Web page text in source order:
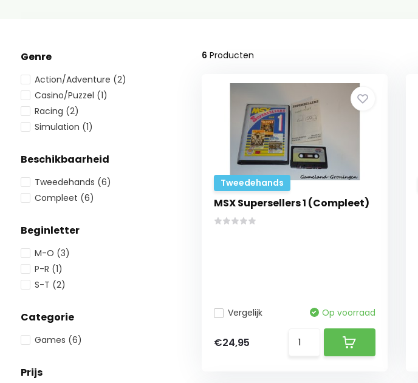
Genre
Action/Adventure (2)
Casino/Puzzel (1)
Racing (2)
Simulation (1)
Beschikbaarheid
Tweedehands (6)
Compleet (6)
Beginletter
M-O (3)
P-R (1)
S-T (2)
Categorie
Games (6)
Prijs
6 Producten
Tweedehands
MSX Supersellers 1 (Compleet)
Vergelijk Op voorraad
€24,95